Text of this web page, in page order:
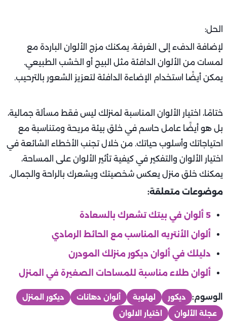
الحل:
لإضافة الدفء إلى الغرفة، يمكنك مزج الألوان الباردة مع
لمسات من الألوان الدافئة مثل البيج أو الخشب الطبيعي.
يمكن أيضًا استخدام الإضاءة الدافئة لتعزيز الشعور بالترحيب.
ختامًا، اختيار الألوان المناسبة لمنزلك ليس فقط مسألة جمالية،
بل هو أيضًا عامل حاسم في خلق بيئة مريحة ومتناسبة مع
احتياجاتك وأسلوب حياتك. من خلال تجنب الأخطاء الشائعة في
اختيار الألوان والتفكير في كيفية تأثير الألوان على المساحة،
يمكنك خلق منزل يعكس شخصيتك ويشعرك بالراحة والجمال.
موضوعات متعلقة:
5 ألوان في بيتك تشعرك بالسعادة
ألوان الأنتريه المناسب مع الحائط الرمادي
دليلك في ألوان ديكور منزلك المودرن
ألوان طلاء مناسبة للمساحات الصغيرة في المنزل
الوسوم: ديكور لهلوبة ألوان دهانات
ديكور المنزل
عجلة الألوان
اختيار الالوان